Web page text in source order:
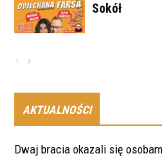
Sokół
AKTUALNOŚCI
Dwaj bracia okazali się